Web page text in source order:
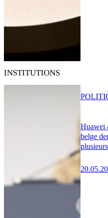
INSTITUTIONS
Huawei
belge